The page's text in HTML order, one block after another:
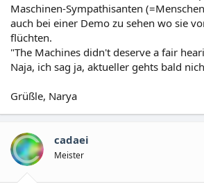
Maschinen-Sympathisanten
auch bei einer Demo zu sehen wo sie
flüchten.
"The Machines didn't deserve a fair
Naja, ich sag ja, aktueller gehts bald
Grüßle, Narya
cadaei
Meister